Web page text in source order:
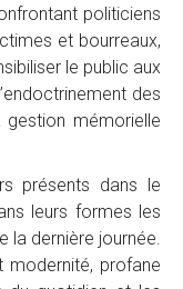
politiciens
et bourreaux,
le public aux
des
mémorielle
présents dans le
leurs formes les
la dernière journée.
modernité, profane